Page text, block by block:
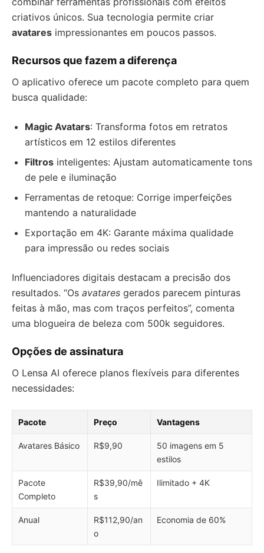
criativos únicos. Sua tecnologia permite criar
avatares impressionantes em poucos passos.
Recursos que fazem a diferença
O aplicativo oferece um pacote completo para quem
busca qualidade:
Magic Avatars: Transforma fotos em retratos
artísticos em 12 estilos diferentes
Filtros inteligentes: Ajustam automaticamente tons
de pele e iluminação
Ferramentas de retoque: Corrige imperfeições
mantendo a naturalidade
Exportação em 4K: Garante máxima qualidade
para impressão ou redes sociais
Influenciadores digitais destacam a precisão dos
resultados. “Os avatares gerados parecem pinturas
feitas à mão, mas com traços perfeitos”, comenta
uma blogueira de beleza com 500k seguidores.
Opções de assinatura
O Lensa AI oferece planos flexíveis para diferentes
necessidades:
Pacote Preço Vantagens
Avatares Básico R$9,90
50 imagens em 5
estilos
Pacote
Completo
R$39,90/mê
s
Ilimitado + 4K
Anual
R$112,90/an
o
Economia de 60%